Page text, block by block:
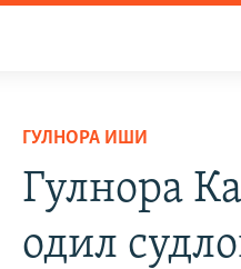
ГУЛНОРА ИШИ
Гулнора
одил